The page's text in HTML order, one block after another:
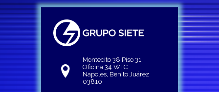
Montecito 38 Piso 31
Oficina 34 WTC
Napoles, Benito Juárez
03810